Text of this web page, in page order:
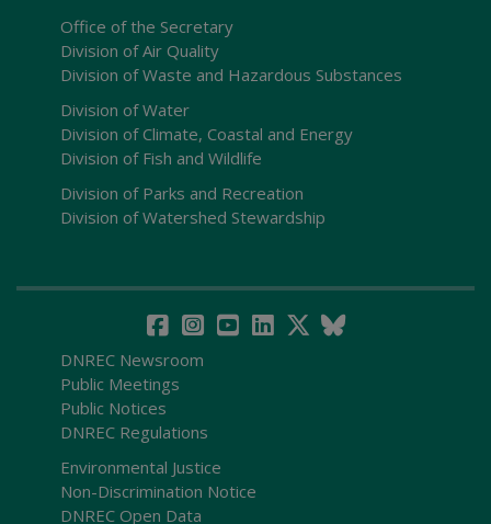
Office of the Secretary
Division of Air Quality
Division of Waste and Hazardous Substances
Division of Water
Division of Climate, Coastal and Energy
Division of Fish and Wildlife
Division of Parks and Recreation
Division of Watershed Stewardship
DNREC Newsroom
Public Meetings
Public Notices
DNREC Regulations
Environmental Justice
Non-Discrimination Notice
DNREC Open Data